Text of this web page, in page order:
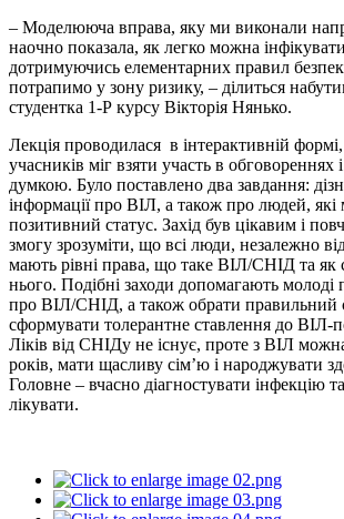
– Моделююча вправа, яку ми виконали
наочно показала, як легко можна
дотримуючись елементарних правил
потрапимо у зону ризику, – ділиться
студентка 1-Р курсу Вікторія Нянько.
Лекція проводилася в інтерактивній
учасників міг взяти участь в обговореннях
думкою. Було поставлено два завдання:
інформації про ВІЛ, а також про людей,
позитивний статус. Захід був цікавим і
змогу зрозуміти, що всі люди, незалежно
мають рівні права, що таке ВІЛ/СНІД та як
нього. Подібні заходи допомагають молоді
про ВІЛ/СНІД, а також обрати правильний
сформувати толерантне ставлення до ВІЛ-
Ліків від СНІДу не існує, проте з ВІЛ
років, мати щасливу сім’ю і народжувати
Головне – вчасно діагностувати інфекцію
лікувати.